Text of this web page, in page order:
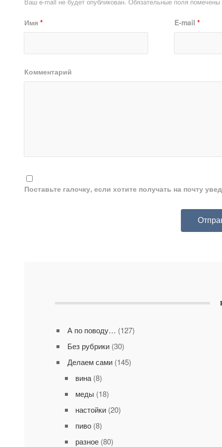
Имя * E-mail *
Комментарий
Поставьте галочку, если хотите получать на почту
А по поводу… (127)
Без рубрики(30)
Делаем сами(145)
вина(8)
меды (18)
настойки(20)
пиво(8)
разное(80)